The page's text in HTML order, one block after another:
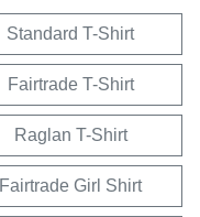
Standard T-Shirt
Fairtrade T-Shirt
Raglan T-Shirt
Fairtrade Girl Shirt